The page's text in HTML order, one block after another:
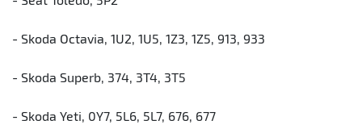
- Skoda Octavia, 1U2, 1U5, 1Z3, 1Z5, 913, 933
- Skoda Superb, 374, 3T4, 3T5
- Skoda Yeti, 0Y7, 5L6, 5L7, 676, 677